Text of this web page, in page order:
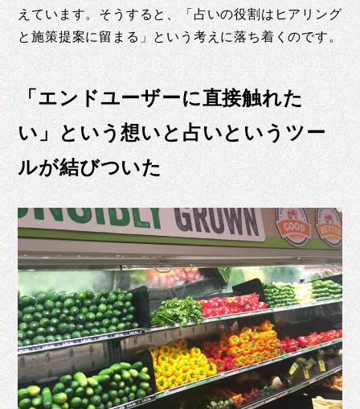
えています。そうすると、「占いの役割はヒアリング
と施策提案に留まる」という考えに落ち着くのです。
「エンドユーザーに直接触れた
い」という想いと占いというツー
ルが結びついた